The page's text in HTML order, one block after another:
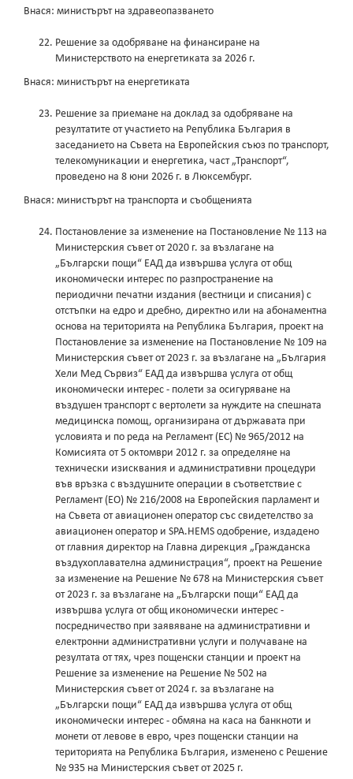
Внася: министърът на здравеопазването
Решение за одобряване на финансиране на
Министерството на енергетиката за 2026 г.
Внася: министърът на енергетиката
Решение за приемане на доклад за одобряване на
резултатите от участието на Република България в
заседанието на Съвета на Европейския съюз по транспорт,
телекомуникации и енергетика, част „Транспорт“,
проведено на 8 юни 2026 г. в Люксембург.
Внася: министърът на транспорта и съобщенията
Постановление за изменение на Постановление № 113 на
Министерския съвет от 2020 г. за възлагане на
„Български пощи“ ЕАД да извършва услуга от общ
икономически интерес по разпространение на
периодични печатни издания (вестници и списания) с
отстъпки на едро и дребно, директно или на абонаментна
основа на територията на Република България, проект на
Постановление за изменение на Постановление № 109 на
Министерския съвет от 2023 г. за възлагане на „България
Хели Мед Сървиз“ ЕАД да извършва услуга от общ
икономически интерес - полети за осигуряване на
въздушен транспорт с вертолети за нуждите на спешната
медицинска помощ, организирана от държавата при
условията и по реда на Регламент (ЕС) № 965/2012 на
Комисията от 5 октомври 2012 г. за определяне на
технически изисквания и административни процедури
във връзка с въздушните операции в съответствие с
Регламент (ЕО) № 216/2008 на Европейския парламент и
на Съвета от авиационен оператор със свидетелство за
авиационен оператор и SPA.HEMS одобрение, издадено
от главния директор на Главна дирекция „Гражданска
въздухоплавателна администрация“, проект на Решение
за изменение на Решение № 678 на Министерския съвет
от 2023 г. за възлагане на „Български пощи“ ЕАД да
извършва услуга от общ икономически интерес -
посредничество при заявяване на административни и
електронни административни услуги и получаване на
резултата от тях, чрез пощенски станции и проект на
Решение за изменение на Решение № 502 на
Министерския съвет от 2024 г. за възлагане на
„Български пощи“ ЕАД да извършва услуга от общ
икономически интерес - обмяна на каса на банкноти и
монети от левове в евро, чрез пощенски станции на
територията на Република България, изменено с Решение
№ 935 на Министерския съвет от 2025 г.